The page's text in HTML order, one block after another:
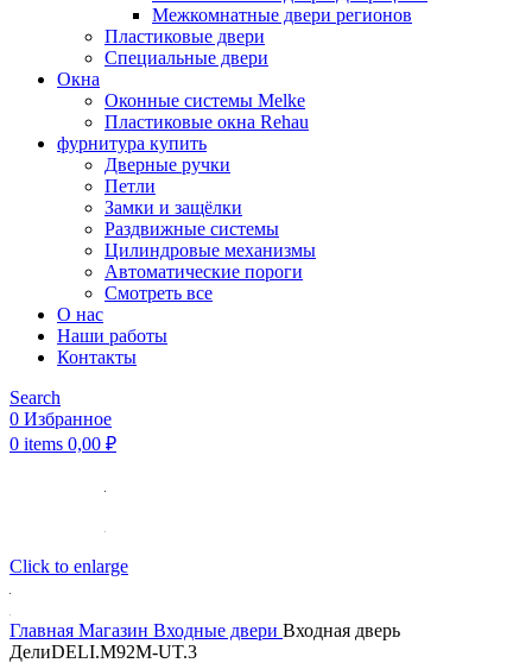
Межкомнатные двери регионов
Пластиковые двери
Специальные двери
Окна
Оконные системы Melke
Пластиковые окна Rehau
фурнитура купить
Дверные ручки
Петли
Замки и защёлки
Раздвижные системы
Цилиндровые механизмы
Автоматические пороги
Смотреть все
О нас
Наши работы
Контакты
Search
0 Избранное
0 items 0,00 ₽
Click to enlarge
Главная Магазин Входные двери Входная дверь
ДелиDELI.M92M-UT.3